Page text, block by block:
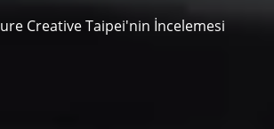
Creative Taipei'nin İncelemesi